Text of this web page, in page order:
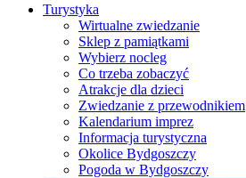
Turystyka
Wirtualne zwiedzanie
Sklep z pamiątkami
Wybierz nocleg
Co trzeba zobaczyć
Atrakcje dla dzieci
Zwiedzanie z przewodnikiem
Kalendarium imprez
Informacja turystyczna
Okolice Bydgoszczy
Pogoda w Bydgoszczy